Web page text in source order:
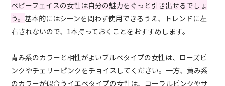
ベビーフェイスの女性は自分の魅力をぐっと引き出せるでしょ
う。基本的にはシーンを問わず使用できるうえ、トレンドに左
右されないので、1本持っておくことをおすすめします。
青み系のカラーと相性がよいブルベタイプの女性は、ローズピ
ンクやチェリーピンクをチョイスしてください。一方、黄み系
のカラーが似合うイエベタイプの女性は、コーラルピンクやサ